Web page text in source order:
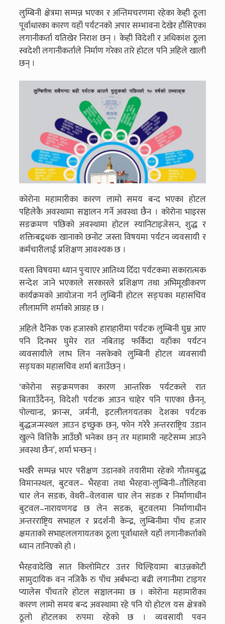
लुम्बिनी क्षेत्रमा सम्पन्न भएका र अन्तिमचरणमा रहेका केही ठूला
पूर्वाधारका कारण यहाँ पर्यटनको अपार सम्भावना देखेर हौसिएका
लगानीकर्ता यतिखेर निराश छन् । केही विदेशी र अधिकांश ठूला
स्वदेशी लगानीकर्ताले निर्माण गरेका तारे होटल पनि अहिले खाली
छन् ।
कोरोना महामारीका कारण लामो समय बन्द भएका होटल
पहिलेकै अवस्थामा सञ्चालन गर्ने अवस्था छैन । कोरोना भाइरस
सङक्रमण पछिको अवस्थामा होटल स्यानिटाइजेसन, शुद्ध र
शक्तिबद्र्धक खानाको छनोट जस्ता विषयमा पर्यटन व्यवसायी र
कर्मचारीलाई प्रशिक्षण आवश्यक छ ।
यस्ता विषयमा ध्यान पुर्‍याएर आतिथ्य दिँदा पर्यटकमा सकारात्मक
सन्देश जाने भएकाले सरकारले प्रशिक्षण तथा अभिमूखीकरण
कार्यक्रमको आयोजना गर्न लुम्बिनी होटल सङ्घका महासचिव
लीलामणि शर्माको आग्रह छ ।
अहिले दैनिक एक हजारको हाराहारीमा पर्यटक लुम्बिनी घुम्न आए
पनि दिनभर घुमेर रात नबिताइ फर्किंदा यहाँका पर्यटन
व्यवसायीले लाभ लिन नसकेको लुम्बिनी होटल व्यवसायी
सङ्घका महासचिव शर्मा बताउँछन् ।
‘कोरोना सङ्क्रमणका कारण आन्तरिक पर्यटकले रात
बितााउँदैनन्, विदेशी पर्यटक आउन चाहेर पनि पाएका छैनन्,
पोल्यान्ड, फ्रान्स, जर्मनी, इटलीलगयतका देशका पर्यटक
बुद्धजन्मस्थल आउन इच्छुक छन्, फोन गरेरै अन्तरराष्ट्रिय उडान
खुल्ने वित्तिकै आउँछौं भनेका छन् तर महामारी नहटेसम्म आउने
अवस्था छैन’, शर्मा भन्छन् ।
भर्खरै सम्पन्न भएर परीक्षण उडानको तयारीमा रहेको गौतमबुद्ध
विमानस्थल, बुटवल– भैरहवा तथा भैरहवा-लुम्बिनी–तौलिहवा
चार लेन सडक, वेथरी–वेलवास चार लेन सडक र निर्माणाधीन
बुटवल–नारायणगढ छ लेन सडक, बुटवलमा निर्माणाधीन
अन्तरराष्ट्रिय सभाहल र प्रदर्शनी केन्द्र, लुम्बिनीमा पाँच हजार
क्षमताको सभाहललगायतका ठूला पूर्वाधारले यहाँ लगानीकर्ताको
ध्यान तानिएको हो ।
भैरहवादेखि सात किलोमिटर उत्तर चिल्हियामा बाउन्नकोटी
सामुदायिक वन नजिकै रु पाँच अर्बभन्दा बढी लगानीमा टाइगर
प्यालेस पाँचतारे होटल सञ्चालनमा छ । कोरोना महामारीका
कारण लामो समय बन्द अवस्थामा रहे पनि यो होटल यस क्षेत्रको
ठूलो होटलका रुपमा रहेको छ । व्यवसायी पवन